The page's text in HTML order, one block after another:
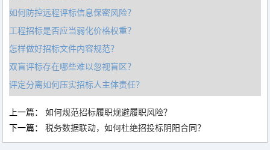
如何防控远程评标信息保密风险？
工程招标是否应当弱化价格权重？
怎样做好招标文件内容规范？
双盲评标存在哪些难以忽视盲区？
评定分离如何压实招标人主体责任？
上一篇：如何规范招标履职规避履职风险？
下一篇：税务数据联动，如何杜绝招投标阴阳合同？